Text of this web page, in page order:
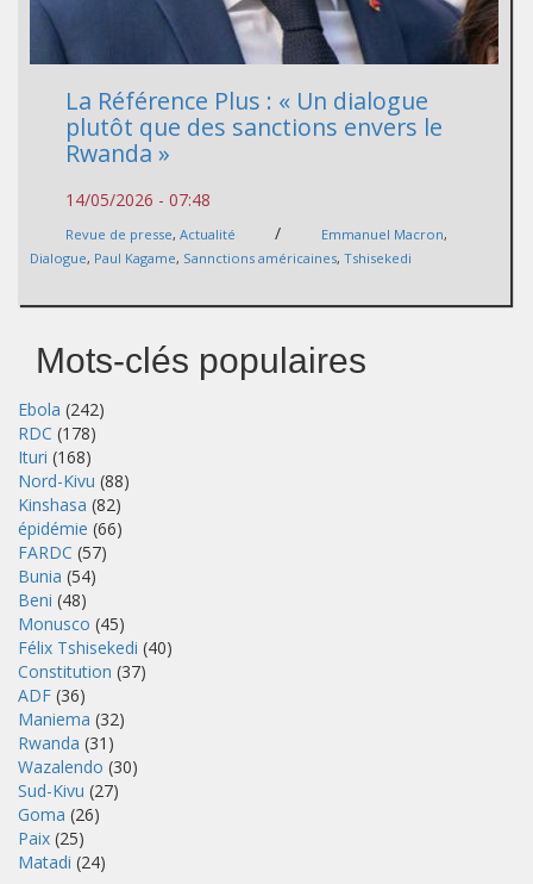
La Référence Plus : « Un dialogue
plutôt que des sanctions envers le
Rwanda »
14/05/2026 - 07:48
Revue de presse, Actualité / Emmanuel Macron,
Dialogue, Paul Kagame, Sannctions américaines, Tshisekedi
Mots-clés populaires
Ebola (242)
RDC (178)
Ituri (168)
Nord-Kivu (88)
Kinshasa (82)
épidémie (66)
FARDC (57)
Bunia (54)
Beni (48)
Monusco (45)
Félix Tshisekedi (40)
Constitution (37)
ADF (36)
Maniema (32)
Rwanda (31)
Wazalendo (30)
Sud-Kivu (27)
Goma (26)
Paix (25)
Matadi (24)